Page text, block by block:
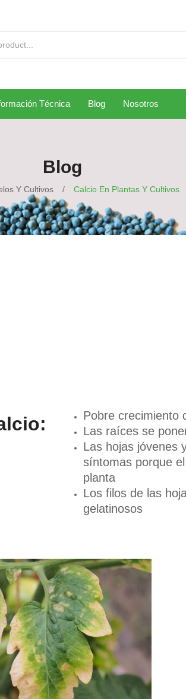
Técnica Blog Nosotros
Blog
Y Cultivos / Calcio En Plantas Y Cultivos
Pobre crecimiento
Las raíces se
Las hojas jóvenes
síntomas porque
planta
Los filos de las
gelatinosos